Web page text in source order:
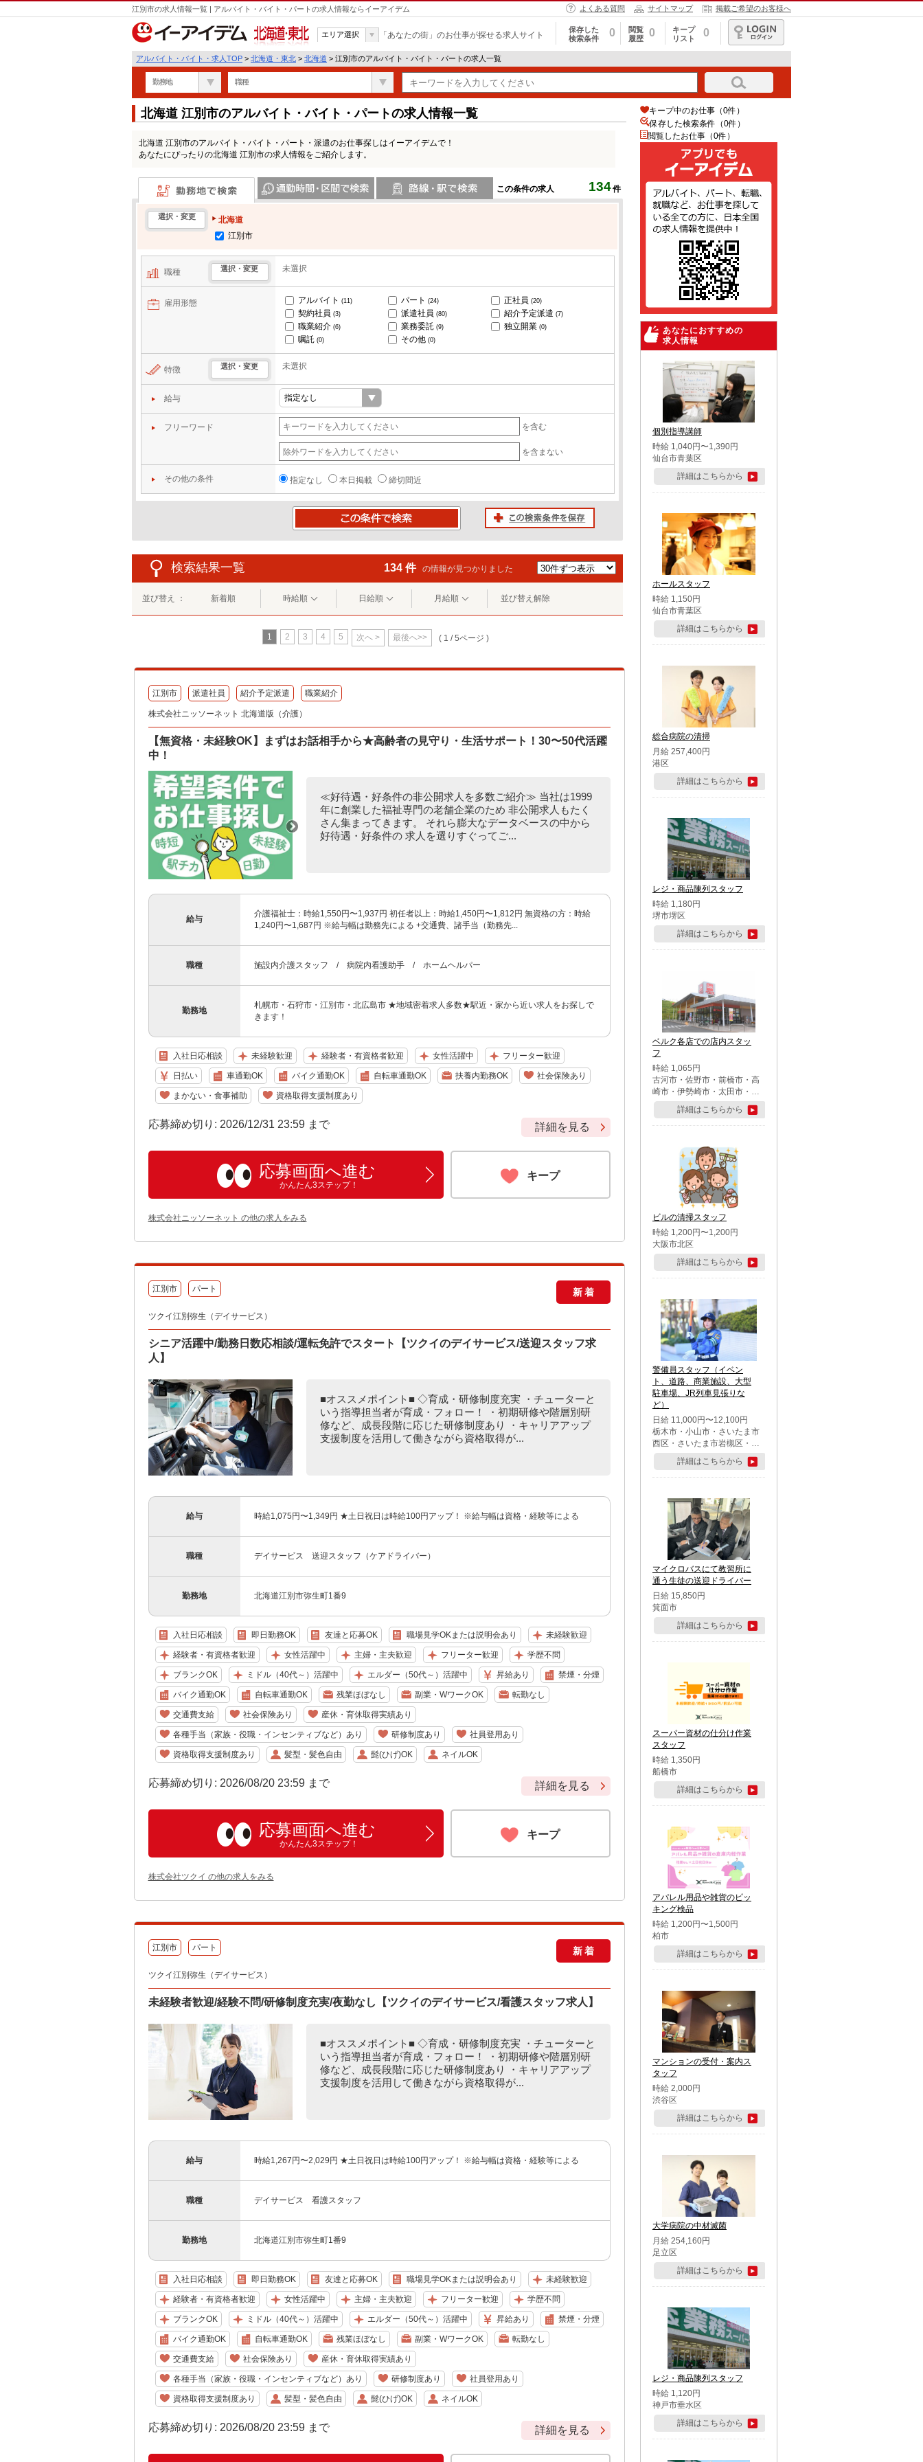
江別市の求人情報一覧 | アルバイト・バイト・パートの求人情報ならイーアイデム よくある質問 サイトマップ 掲載ご希望のお客様へ
北海道・東北
エリア選択 「あなたの街」のお仕事が探せる求人サイト
保存した
検索条件
0
閲覧
履歴
0
キープ
リスト
0
ログイン
アルバイト・バイト・求人TOP > 北海道・東北 > 北海道 > 江別市のアルバイト・バイト・パートの求人一覧
勤務地 職種
北海道 江別市のアルバイト・バイト・パートの求人情報一覧
北海道 江別市のアルバイト・バイト・パート・派遣のお仕事探しはイーアイデムで！
あなたにぴったりの北海道 江別市の求人情報をご紹介します。
この条件の求人 134件
勤務地で検索
選択・変更
北海道
江別市
職種 選択・変更 未選択
雇用形態 アルバイト (11) パート (24) 正社員 (20)
契約社員 (3) 派遣社員 (80) 紹介予定派遣 (7)
職業紹介 (6) 業務委託 (9) 独立開業 (0)
嘱託 (0) その他 (0)
特徴 選択・変更 未選択
給与
フリーワード を含む
を含まない
その他の条件 指定なし 本日掲載 締切間近
検索結果一覧 134 件 の情報が見つかりました
並び替え ： 新着順 時給順 日給順 月給順 並び替え解除
1 2 3 4 5 次へ > 最後へ>> ( 1 / 5ページ )
江別市 派遣社員 紹介予定派遣 職業紹介
株式会社ニッソーネット 北海道版（介護）
【無資格・未経験OK】まずはお話相手から★高齢者の見守り・生活サポート！30〜50代活躍
中！
≪好待遇・好条件の非公開求人を多数ご紹介≫ 当社は1999
年に創業した福祉専門の老舗企業のため 非公開求人もたく
さん集まってきます。 それら膨大なデータベースの中から
好待遇・好条件の 求人を選りすぐってご...
給与
介護福祉士：時給1,550円〜1,937円 初任者以上：時給1,450円〜1,812円 無資格の方：時給
1,240円〜1,687円 ※給与幅は勤務先による +交通費、諸手当（勤務先...
職種 施設内介護スタッフ / 病院内看護助手 / ホームヘルパー
勤務地
札幌市・石狩市・江別市・北広島市 ★地域密着求人多数★駅近・家から近い求人をお探しで
きます！
入社日応相談 未経験歓迎 経験者・有資格者歓迎 女性活躍中 フリーター歓迎
日払い 車通勤OK バイク通勤OK 自転車通勤OK 扶養内勤務OK 社会保険あり
まかない・食事補助 資格取得支援制度あり
応募締め切り: 2026/12/31 23:59 まで 詳細を見る
応募画面へ進む
かんたん3ステップ！
キープ
株式会社ニッソーネット の他の求人をみる
江別市 パート 新着
ツクイ江別弥生（デイサービス）
シニア活躍中/勤務日数応相談/運転免許でスタート【ツクイのデイサービス/送迎スタッフ求
人】
■オススメポイント■ ◇育成・研修制度充実 ・チューターと
いう指導担当者が育成・フォロー！ ・初期研修や階層別研
修など、成長段階に応じた研修制度あり ・キャリアアップ
支援制度を活用して働きながら資格取得が...
給与 時給1,075円〜1,349円 ★土日祝日は時給100円アップ！ ※給与幅は資格・経験等による
職種 デイサービス 送迎スタッフ（ケアドライバー）
勤務地 北海道江別市弥生町1番9
入社日応相談 即日勤務OK 友達と応募OK 職場見学OKまたは説明会あり 未経験歓迎
経験者・有資格者歓迎 女性活躍中 主婦・主夫歓迎 フリーター歓迎 学歴不問
ブランクOK ミドル（40代～）活躍中 エルダー（50代～）活躍中 昇給あり 禁煙・分煙
バイク通勤OK 自転車通勤OK 残業ほぼなし 副業・WワークOK 転勤なし
交通費支給 社会保険あり 産休・育休取得実績あり
各種手当（家族・役職・インセンティブなど）あり 研修制度あり 社員登用あり
資格取得支援制度あり 髪型・髪色自由 髭(ひげ)OK ネイルOK
応募締め切り: 2026/08/20 23:59 まで 詳細を見る
応募画面へ進む
かんたん3ステップ！
キープ
株式会社ツクイ の他の求人をみる
江別市 パート 新着
ツクイ江別弥生（デイサービス）
未経験者歓迎/経験不問/研修制度充実/夜勤なし【ツクイのデイサービス/看護スタッフ求人】
■オススメポイント■ ◇育成・研修制度充実 ・チューターと
いう指導担当者が育成・フォロー！ ・初期研修や階層別研
修など、成長段階に応じた研修制度あり ・キャリアアップ
支援制度を活用して働きながら資格取得が...
給与 時給1,267円〜2,029円 ★土日祝日は時給100円アップ！ ※給与幅は資格・経験等による
職種 デイサービス 看護スタッフ
勤務地 北海道江別市弥生町1番9
入社日応相談 即日勤務OK 友達と応募OK 職場見学OKまたは説明会あり 未経験歓迎
経験者・有資格者歓迎 女性活躍中 主婦・主夫歓迎 フリーター歓迎 学歴不問
ブランクOK ミドル（40代～）活躍中 エルダー（50代～）活躍中 昇給あり 禁煙・分煙
バイク通勤OK 自転車通勤OK 残業ほぼなし 副業・WワークOK 転勤なし
交通費支給 社会保険あり 産休・育休取得実績あり
各種手当（家族・役職・インセンティブなど）あり 研修制度あり 社員登用あり
資格取得支援制度あり 髪型・髪色自由 髭(ひげ)OK ネイルOK
応募締め切り: 2026/08/20 23:59 まで 詳細を見る
キープ中のお仕事（0件）
保存した検索条件（0件）
閲覧したお仕事（0件）
あなたにおすすめの
求人情報
個別指導講師
時給 1,040円〜1,390円
仙台市青葉区
詳細はこちらから
ホールスタッフ
時給 1,150円
仙台市青葉区
詳細はこちらから
総合病院の清掃
月給 257,400円
港区
詳細はこちらから
レジ・商品陳列スタッフ
時給 1,180円
堺市堺区
詳細はこちらから
ベルク各店での店内スタッ
フ
時給 1,065円
古河市・佐野市・前橋市・高
崎市・伊勢崎市・太田市・館
林市・藤岡市・大泉町・さい
たま市北区・川越市・熊谷
市・行田市・秩父市・所沢
市・鶴ケ島市・千葉市中央
区・市川市・松戸市・習志野
市・柏市・流山市・八千代
市・足立区・江戸川区・八王
子市・町田市
詳細はこちらから
ビルの清掃スタッフ
時給 1,200円〜1,200円
大阪市北区
詳細はこちらから
警備員スタッフ（イベン
ト、道路、商業施設、大型
駐車場、JR列車見張りな
ど）
日給 11,000円〜12,100円
栃木市・小山市・さいたま市
西区・さいたま市岩槻区・久
喜市・蓮田市
詳細はこちらから
マイクロバスにて教習所に
通う生徒の送迎ドライバー
日給 15,850円
箕面市
詳細はこちらから
スーパー資材の仕分け作業
スタッフ
時給 1,350円
船橋市
詳細はこちらから
アパレル用品や雑貨のピッ
キング検品
時給 1,200円〜1,500円
柏市
詳細はこちらから
マンションの受付・案内ス
タッフ
時給 2,000円
渋谷区
詳細はこちらから
大学病院の中材滅菌
月給 254,160円
足立区
詳細はこちらから
レジ・商品陳列スタッフ
時給 1,120円
神戸市垂水区
詳細はこちらから